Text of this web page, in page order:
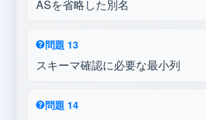
ASを省略した別名
問題 13
スキーマ確認に必要な最小列
問題 14